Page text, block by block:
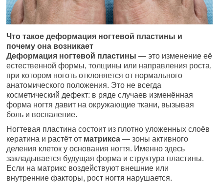
Что такое деформация ногтевой пластины и
почему она возникает
Деформация ногтевой пластины — это изменение её
естественной формы, толщины или направления роста,
при котором ноготь отклоняется от нормального
анатомического положения. Это не всегда
косметический дефект: в ряде случаев изменённая
форма ногтя давит на окружающие ткани, вызывая
боль и воспаление.
Ногтевая пластина состоит из плотно уложенных слоёв
кератина и растёт от матрикса — зоны активного
деления клеток у основания ногтя. Именно здесь
закладывается будущая форма и структура пластины.
Если на матрикс воздействуют внешние или
внутренние факторы, рост ногтя нарушается.